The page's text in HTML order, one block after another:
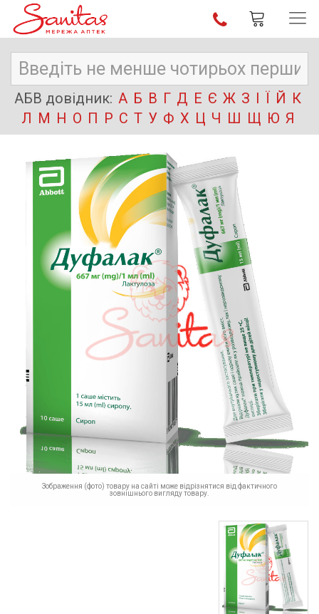
АБВ довідник: А Б В Г Д Е Є Ж З І Ї Й К
Л М Н О П Р С Т У Ф Х Ц Ч Ш Щ Ю Я
Зображення (фото) товару на сайті може відрізнятися від фактичного
зовнішнього вигляду товару.